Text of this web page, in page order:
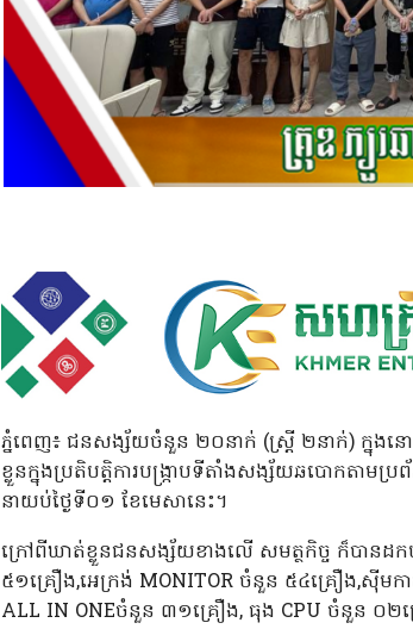
ភ្នំពេញ៖ ជនសង្ស័យចំនួន ២០នាក់ (ស្រី្ត ២នាក់) ក្នុង
ខ្លួនក្នុងប្រតិបត្តិការបង្ក្រាបទីតាំងសង្ស័យឆបោកតាមប្
នាយប់ថ្ងៃទី០១ ខែមេសានេះ។
ក្រៅពីឃាត់ខ្លួនជនសង្ស័យខាងលើ សមត្ថកិច្ច ក៏បានដក
៥១គ្រឿង,អេក្រង់ MONITOR ចំនួន ៥៤គ្រឿង,ស៊ីមកា
ALL IN ONEចំនួន ៣១គ្រឿង, ធុង CPU ចំនួន ០២